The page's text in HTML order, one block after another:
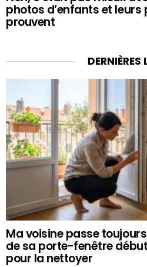
photos d’enfants et leurs
prouvent
DERNIÈRES
Ma voisine passe
de sa porte-fenêtre
pour la nettoyer